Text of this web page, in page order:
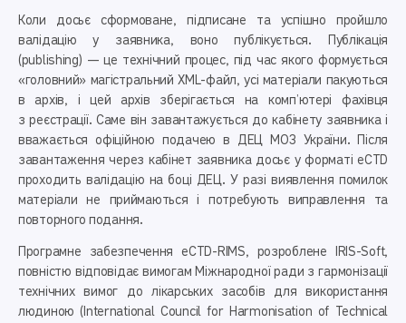
Коли досьє сформоване, підписане та успішно пройшло
валідацію у заявника, воно публікується. Публікація
(publishing) — це технічний процес, під час якого формується
«головний» магістральний XML-файл, усі матеріали пакуються
в архів, і цей архів зберігається на комп’ютері фахівця
з реєстрації. Саме він завантажується до кабінету заявника і
вважається офіційною подачею в ДЕЦ МОЗ України. Після
завантаження через кабінет заявника досьє у форматі eCTD
проходить валідацію на боці ДЕЦ. У разі виявлення помилок
матеріали не приймаються і потребують виправлення та
повторного подання.
Програмне забезпечення eCTD-RIMS, розроблене IRIS-Soft,
повністю відповідає вимогам Міжнародної ради з гармонізації
технічних вимог до лікарських засобів для використання
людиною (International Council for Harmonisation of Technical